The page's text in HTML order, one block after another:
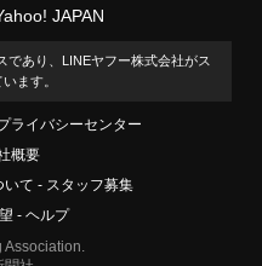
JAPAN
であり、LINEヤフー株式会社がス
ます。
ライバシーセンター
概要
いて
スタッフ募集
ヘルプ